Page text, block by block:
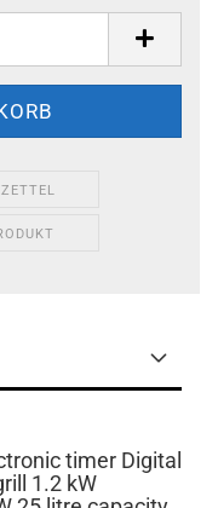
timer Digital
1.2 kW